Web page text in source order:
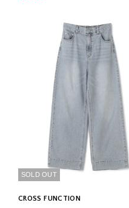
SOLD OUT
CROSS FUNCTION